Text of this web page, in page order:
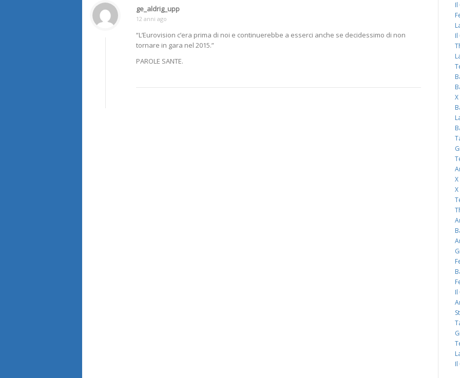
ge_aldrig_upp
12 anni ago
“L’Eurovision c’era prima di noi e continuerebbe a esserci anche se decidessimo di non
tornare in gara nel 2015.”
PAROLE SANTE.
Il
Il
Il
Il